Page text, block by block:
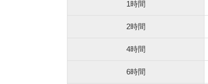
1時間
2時間
4時間
6時間